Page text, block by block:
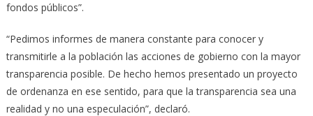
fondos públicos”.
“Pedimos informes de manera constante para conocer y
transmitirle a la población las acciones de gobierno con la mayor
transparencia posible. De hecho hemos presentado un proyecto
de ordenanza en ese sentido, para que la transparencia sea una
realidad y no una especulación”, declaró.